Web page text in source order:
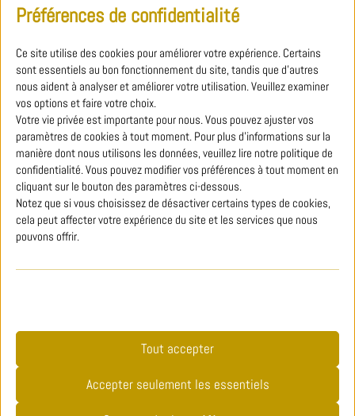
« La préservation du patrimoine est essentielle ! C’est également
locale. Ce club symbolise la volonté d’entreprises d’unir leurs
forces afin d’agir pour la région. », souligne Françoise Gatel,
sénatrice maire de Châteaugiron. Depuis 2010, de nombreux clubs
de mécènes sont créés sous I’égide de la Fondation du patrimoine
qui célèbre cette année son 20eanniversaire. Toute entreprise
quelle que soit sa taille ou son secteur d’activité peut adhérer. Les
clubs constituent également un lieu de réseau et de sociabilité
pour les chefs d’entreprises.
TÉLÉCHARGER LE PDF
Préférences de confidentialité
Ce site utilise des cookies pour améliorer votre expérience. Certains
sont essentiels au bon fonctionnement du site, tandis que d'autres
nous aident à analyser et améliorer votre utilisation. Veuillez examiner
vos options et faire votre choix.
Votre vie privée est importante pour nous. Vous pouvez ajuster vos
paramètres de cookies à tout moment. Pour plus d'informations sur la
manière dont nous utilisons les données, veuillez lire notre politique de
confidentialité. Vous pouvez modifier vos préférences à tout moment en
cliquant sur le bouton des paramètres ci-dessous.
Notez que si vous choisissez de désactiver certains types de cookies,
cela peut affecter votre expérience du site et les services que nous
pouvons offrir.
et sont nécessaires au bon fonctionnement du site web. Ces
cookies et services ne nécessitent pas de consentement utilisateur
Afficher les détails
Tout accepter
Accepter seulement les essentiels